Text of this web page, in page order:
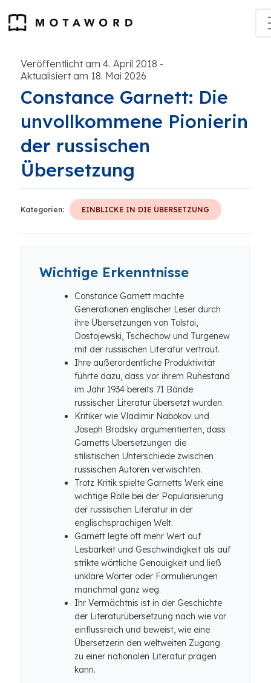
Veröffentlicht am 4. April 2018 -
Aktualisiert am 18. Mai 2026
Constance Garnett: Die
unvollkommene Pionierin
der russischen
Übersetzung
Kategorien: EINBLICKE IN DIE ÜBERSETZUNG
Wichtige Erkenntnisse
Constance Garnett machte
Generationen englischer Leser durch
ihre Übersetzungen von Tolstoi,
Dostojewski, Tschechow und Turgenew
mit der russischen Literatur vertraut.
Ihre außerordentliche Produktivität
führte dazu, dass vor ihrem Ruhestand
im Jahr 1934 bereits 71 Bände
russischer Literatur übersetzt wurden.
Kritiker wie Vladimir Nabokov und
Joseph Brodsky argumentierten, dass
Garnetts Übersetzungen die
stilistischen Unterschiede zwischen
russischen Autoren verwischten.
Trotz Kritik spielte Garnetts Werk eine
wichtige Rolle bei der Popularisierung
der russischen Literatur in der
englischsprachigen Welt.
Garnett legte oft mehr Wert auf
Lesbarkeit und Geschwindigkeit als auf
strikte wörtliche Genauigkeit und ließ
unklare Wörter oder Formulierungen
manchmal ganz weg.
Ihr Vermächtnis ist in der Geschichte
der Literaturübersetzung nach wie vor
einflussreich und beweist, wie eine
Übersetzerin den weltweiten Zugang
zu einer nationalen Literatur prägen
kann.